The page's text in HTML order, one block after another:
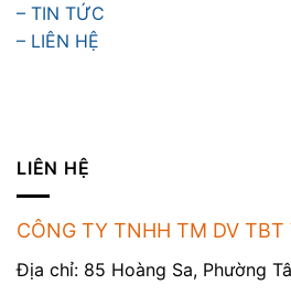
– TIN TỨC
– LIÊN HỆ
LIÊN HỆ
CÔNG TY TNHH TM DV TBT
Địa chỉ: 85 Hoàng Sa, Phường